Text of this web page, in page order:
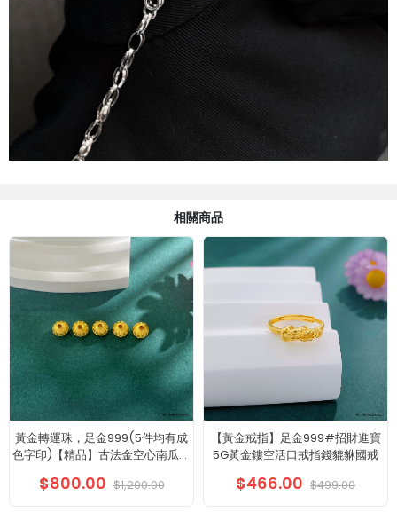
相關商品
黃金轉運珠，足金999(5件均有成
色字印)【精品】古法金空心南瓜波
$800.00 $1,200.00
【黃金戒指】足金999#招財進寶
5G黃金鏤空活口戒指錢貔貅國戒
$466.00 $499.00